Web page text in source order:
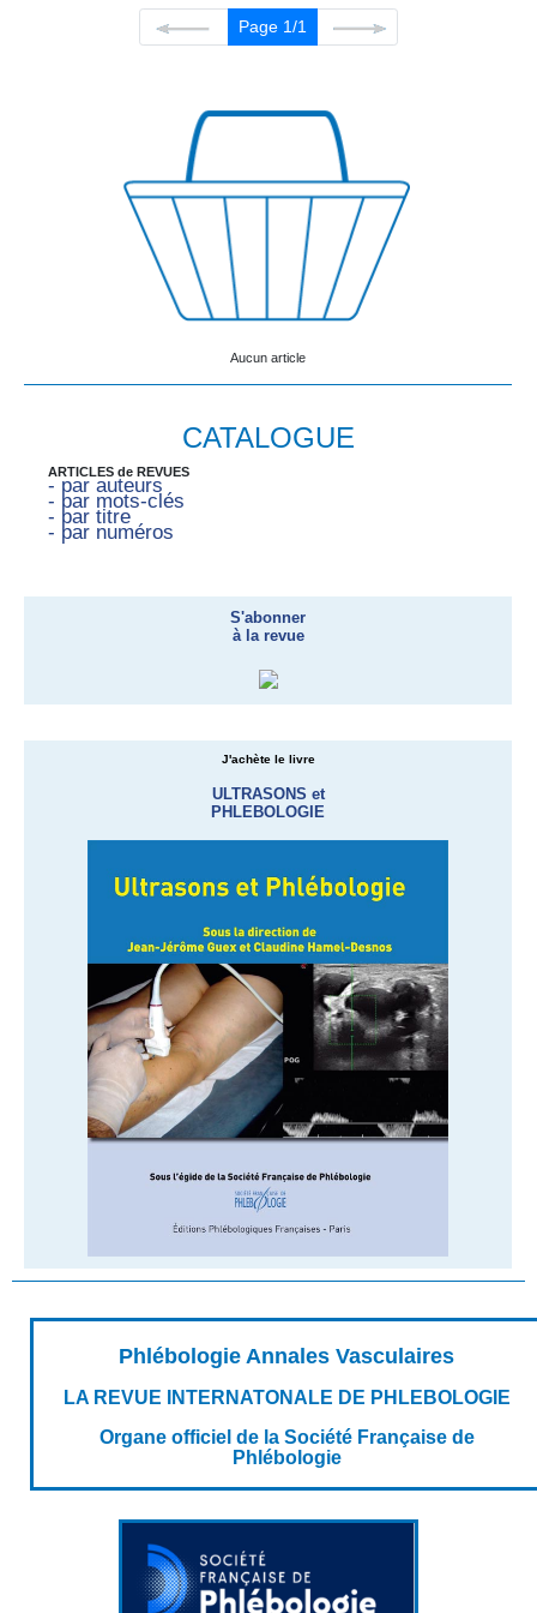
Page 1/1
Aucun article
CATALOGUE
ARTICLES de REVUES
- par auteurs
- par mots-clés
- par titre
- par numéros
S'abonner
à la revue
J'achète le livre
ULTRASONS et
PHLEBOLOGIE
Phlébologie Annales Vasculaires
LA REVUE INTERNATONALE DE PHLEBOLOGIE
Organe officiel de la Société Française de
Phlébologie